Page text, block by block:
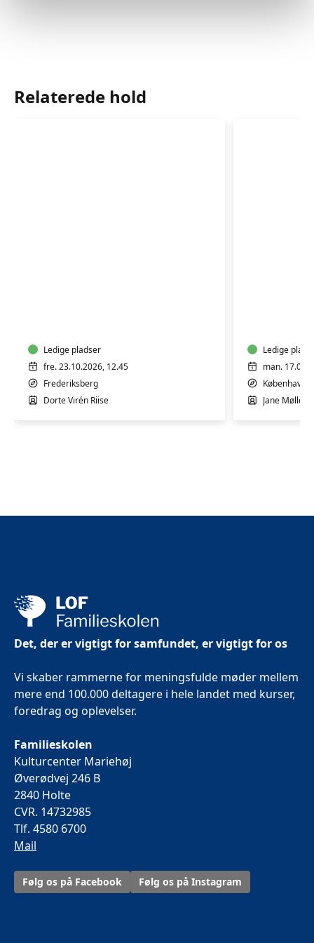
Relaterede hold
Ledige pladser
fre. 23.10.2026, 12.45
Frederiksberg
Dorte Virén Riise
Ledige
man.
København
Jane
Det, der er vigtigt for samfundet, er vigtigt for os
Vi skaber rammerne for meningsfulde møder mellem
mere end 100.000 deltagere i hele landet med kurser,
foredrag og oplevelser.
Familieskolen
Kulturcenter Mariehøj
Øverødvej 246 B
2840 Holte
CVR. 14732985
Tlf. 4580 6700
Mail
Følg os på Facebook Følg os på Instagram